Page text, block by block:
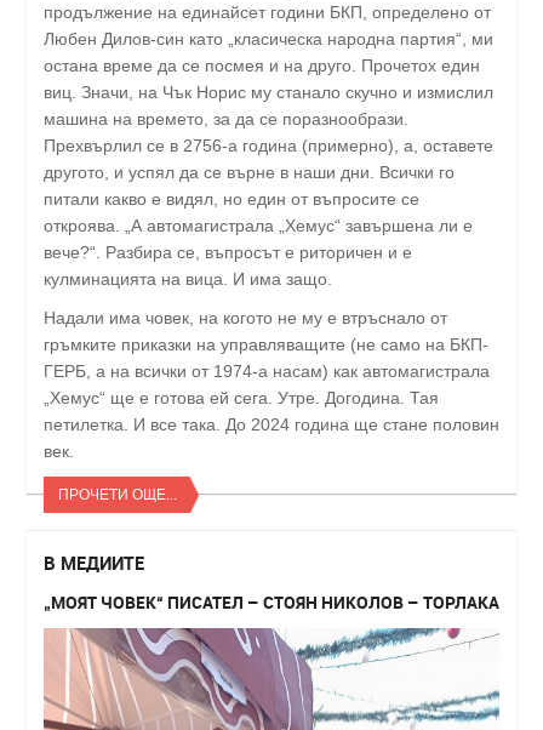
продължение на единайсет години БКП, определено от
Любен Дилов-син като „класическа народна партия“, ми
остана време да се посмея и на друго. Прочетох един
виц. Значи, на Чък Норис му станало скучно и измислил
машина на времето, за да се поразнообрази.
Прехвърлил се в 2756-а година (примерно), а, оставете
другото, и успял да се върне в наши дни. Всички го
питали какво е видял, но един от въпросите се
откроява. „А автомагистрала „Хемус“ завършена ли е
вече?“. Разбира се, въпросът е риторичен и е
кулминацията на вица. И има защо.
Надали има човек, на когото не му е втръснало от
гръмките приказки на управляващите (не само на БКП-
ГЕРБ, а на всички от 1974-а насам) как автомагистрала
„Хемус“ ще е готова ей сега. Утре. Догодина. Тая
петилетка. И все така. До 2024 година ще стане половин
век.
ПРОЧЕТИ ОЩЕ...
В МЕДИИТЕ
„МОЯТ ЧОВЕК“ ПИСАТЕЛ – СТОЯН НИКОЛОВ – ТОРЛАКА